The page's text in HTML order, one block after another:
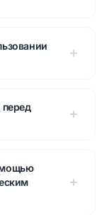
перед